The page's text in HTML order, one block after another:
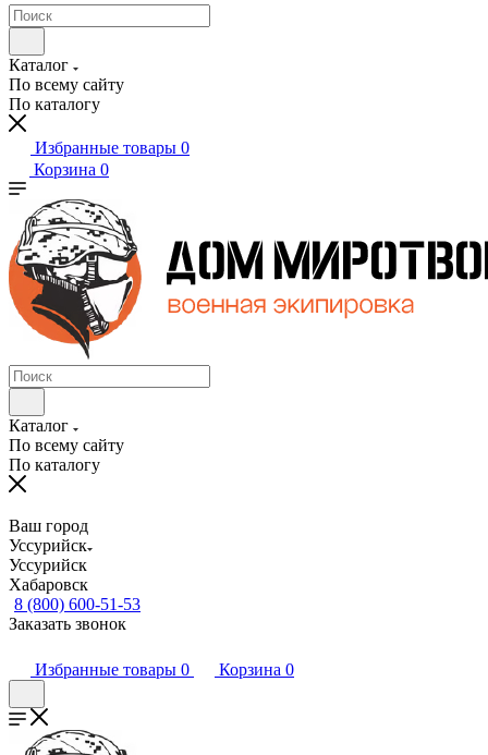
Каталог
По всему сайту
По каталогу
Избранные товары 0
Корзина 0
Каталог
По всему сайту
По каталогу
Ваш город
Уссурийск
Уссурийск
Хабаровск
8 (800) 600-51-53
Заказать звонок
Избранные товары 0 Корзина 0